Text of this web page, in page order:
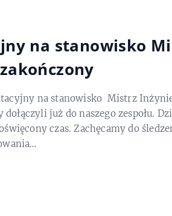
na stanowisko
na stanowisko Mistrz
już do naszego zespołu.
czas. Zachęcamy do